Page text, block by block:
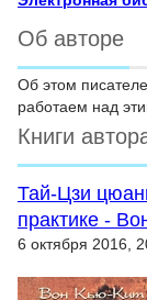
Об авторе
Об этом
работаем над
Книги
Тай-Цзи
практике -
6 октября 2016,